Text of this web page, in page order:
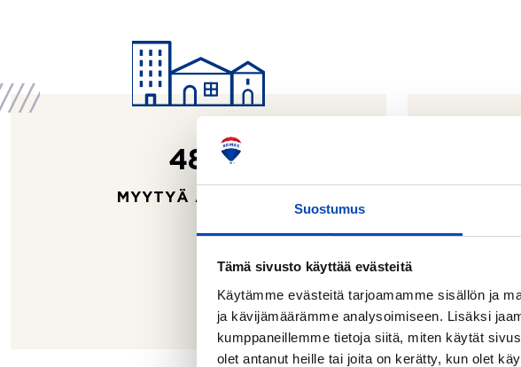
Suostumus
Tämä sivusto käyttää evästeitä
Käytämme evästeitä tarjoamamme sisällön ja
ja kävijämäärämme analysoimiseen. Lisäksi
kumppaneillemme tietoja siitä, miten käytät
olet antanut heille tai joita on kerätty, kun olet
4811
MYYTYÄ ASUNTOA